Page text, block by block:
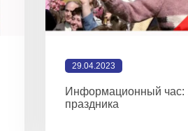
Информационный час:
праздника
29.04.2023